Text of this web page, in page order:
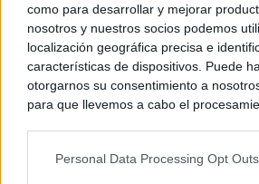
como para desarrollar y mejorar
nosotros y nuestros socios podemos
localización geográfica precisa e
características de dispositivos. Puede
otorgarnos su consentimiento a
para que llevemos a cabo el
negar su consentimiento. Tenga en
Personal Data Processing Opt Outs